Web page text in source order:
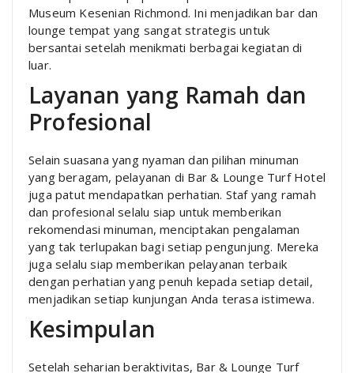
Museum Kesenian Richmond. Ini menjadikan bar dan
lounge tempat yang sangat strategis untuk
bersantai setelah menikmati berbagai kegiatan di
luar.
Layanan yang Ramah dan
Profesional
Selain suasana yang nyaman dan pilihan minuman
yang beragam, pelayanan di Bar & Lounge Turf Hotel
juga patut mendapatkan perhatian. Staf yang ramah
dan profesional selalu siap untuk memberikan
rekomendasi minuman, menciptakan pengalaman
yang tak terlupakan bagi setiap pengunjung. Mereka
juga selalu siap memberikan pelayanan terbaik
dengan perhatian yang penuh kepada setiap detail,
menjadikan setiap kunjungan Anda terasa istimewa.
Kesimpulan
Setelah seharian beraktivitas, Bar & Lounge Turf